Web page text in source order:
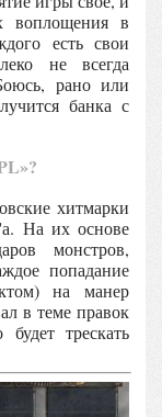
воплощения в
есть свои
не всегда
рано или
банка с
хитмарки
На их основе
монстров,
попадание
на манер
в теме правок
трескать